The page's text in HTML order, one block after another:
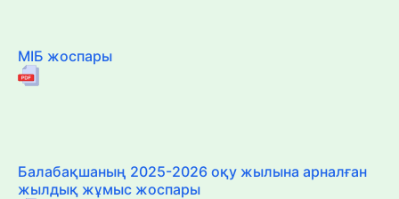
МІБ жоспары
Балабақшаның 2025-2026 оқу жылына арналған
жылдық жұмыс жоспары